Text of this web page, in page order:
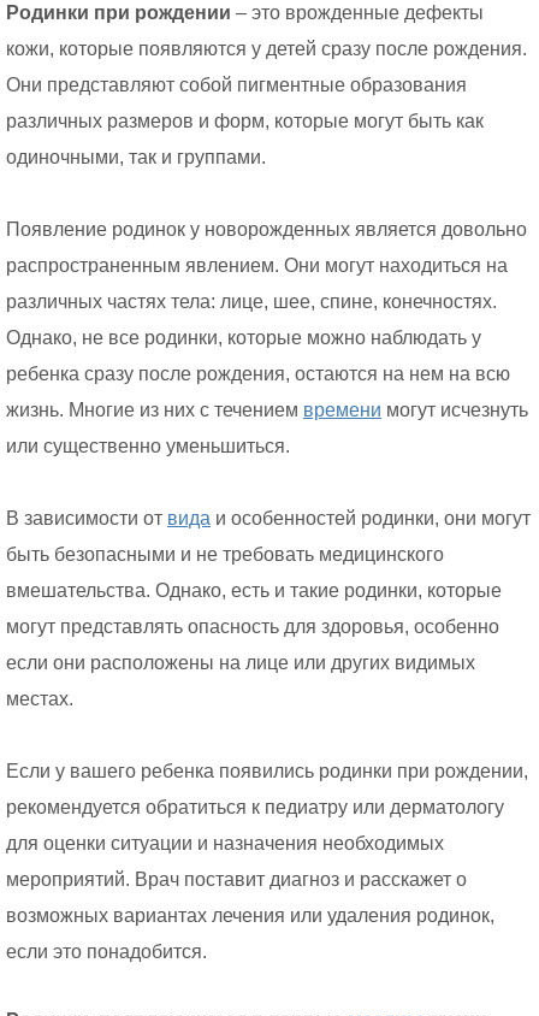
Родинки при рождении – это врожденные дефекты
кожи, которые появляются у детей сразу после рождения.
Они представляют собой пигментные образования
различных размеров и форм, которые могут быть как
одиночными, так и группами.
Появление родинок у новорожденных является довольно
распространенным явлением. Они могут находиться на
различных частях тела: лице, шее, спине, конечностях.
Однако, не все родинки, которые можно наблюдать у
ребенка сразу после рождения, остаются на нем на всю
жизнь. Многие из них с течением времени могут исчезнуть
или существенно уменьшиться.
В зависимости от вида и особенностей родинки, они могут
быть безопасными и не требовать медицинского
вмешательства. Однако, есть и такие родинки, которые
могут представлять опасность для здоровья, особенно
если они расположены на лице или других видимых
местах.
Если у вашего ребенка появились родинки при рождении,
рекомендуется обратиться к педиатру или дерматологу
для оценки ситуации и назначения необходимых
мероприятий. Врач поставит диагноз и расскажет о
возможных вариантах лечения или удаления родинок,
если это понадобится.